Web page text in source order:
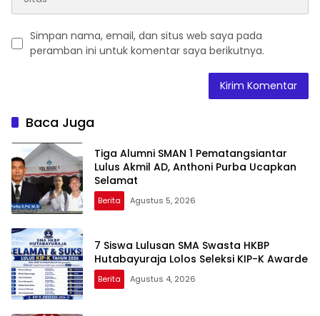
Simpan nama, email, dan situs web saya pada
peramban ini untuk komentar saya berikutnya.
Baca Juga
Tiga Alumni SMAN 1 Pematangsiantar
Lulus Akmil AD, Anthoni Purba Ucapkan
Selamat
Berita Agustus 5, 2026
7 Siswa Lulusan SMA Swasta HKBP
Hutabayuraja Lolos Seleksi KIP-K Awarde
Berita Agustus 4, 2026